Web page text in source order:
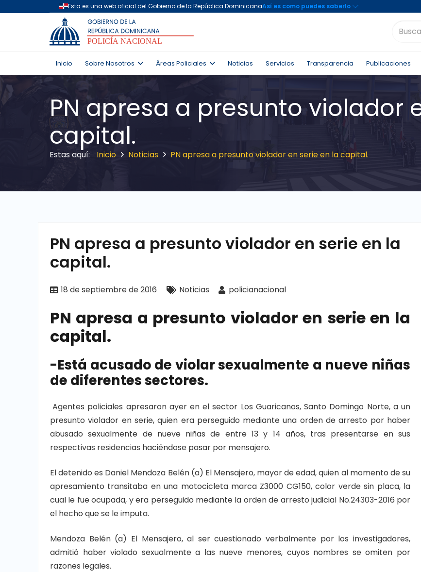
Inicio Sobre Nosotros Áreas Policiales Noticias Servicios Transparencia Publicaciones
PN apresa a presunto violador
capital.
Inicio Noticias PN apresa a presunto violador en serie en la capital.
PN apresa a presunto violador en serie en la
capital.
18 de septiembre de 2016 Noticias policianacional
PN apresa a presunto violador en serie en la
capital.
-Está acusado de violar sexualmente a nueve niñas
de diferentes sectores.
Agentes policiales apresaron ayer en el sector Los Guaricanos, Santo Domingo Norte, a un
presunto violador en serie, quien era perseguido mediante una orden de arresto por haber
abusado sexualmente de nueve niñas de entre 13 y 14 años, tras presentarse en sus
respectivas residencias haciéndose pasar por mensajero.
El detenido es Daniel Mendoza Belén (a) El Mensajero, mayor de edad, quien al momento de su
apresamiento transitaba en una motocicleta marca Z3000 CG150, color verde sin placa, la
cual le fue ocupada, y era perseguido mediante la orden de arresto judicial No.24303-2016 por
el hecho que se le imputa.
Mendoza Belén (a) El Mensajero, al ser cuestionado verbalmente por los investigadores,
admitió haber violado sexualmente a las nueve menores, cuyos nombres se omiten por
razones legales.